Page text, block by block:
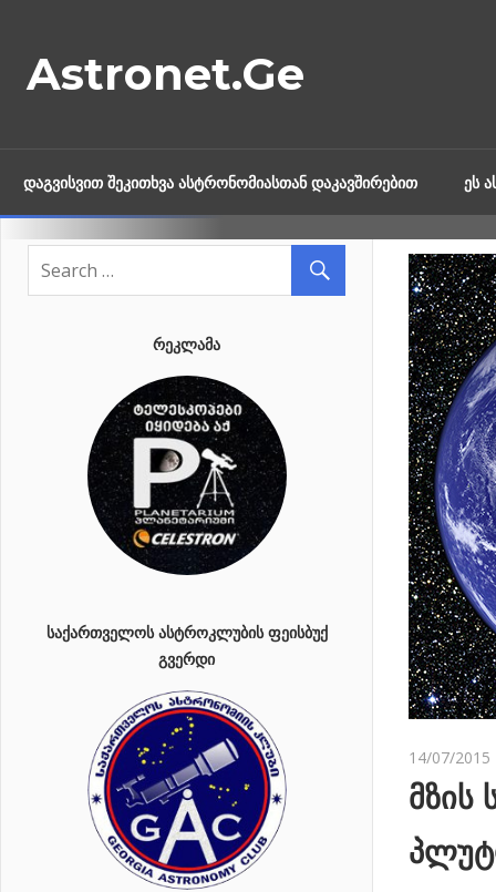
content
Astronet.Ge
ᲓᲐᲒᲕᲘᲡᲕᲘᲗ ᲨᲔᲙᲘᲗᲮᲕᲐ ᲐᲡᲢᲠᲝᲜᲝᲛᲘᲐᲡᲗᲐᲜ ᲓᲐᲙᲐᲕᲨᲘᲠᲔᲑᲘᲗ ᲔᲡ
14/07/2015
მზის
ᲠᲔᲙᲚᲐᲛᲐ
ᲡᲐᲥᲐᲠᲗᲕᲔᲚᲝᲡ ᲐᲡᲢᲠᲝᲙᲚᲣᲑᲘᲡ ᲤᲔᲘᲡᲑᲣᲥ
ᲒᲕᲔᲠᲓᲘ